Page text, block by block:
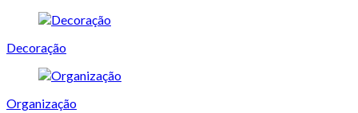
Decoração
Organização